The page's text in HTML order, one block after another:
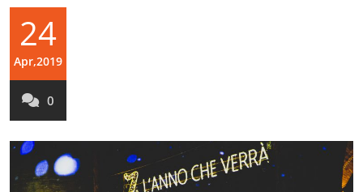
24
Apr,2019
0